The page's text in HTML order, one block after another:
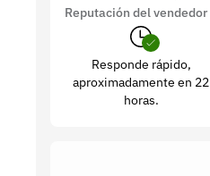
Reputación del vendedor
Responde rápido,
aproximadamente en 22
horas.